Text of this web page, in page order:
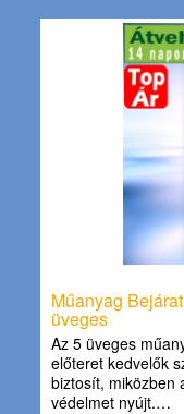
Műanyag
üveges
Az 5 üveges
előteret kedvelők
biztosít, miközben
védelmet nyújt.…